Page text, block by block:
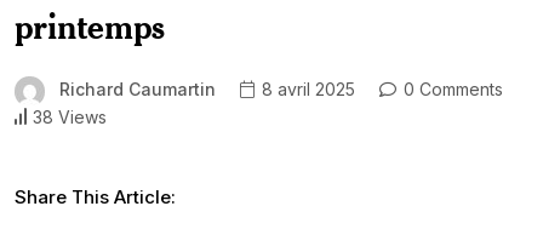
printemps
Richard Caumartin 8 avril 2025
0 Comments
38 Views
Share This Article: